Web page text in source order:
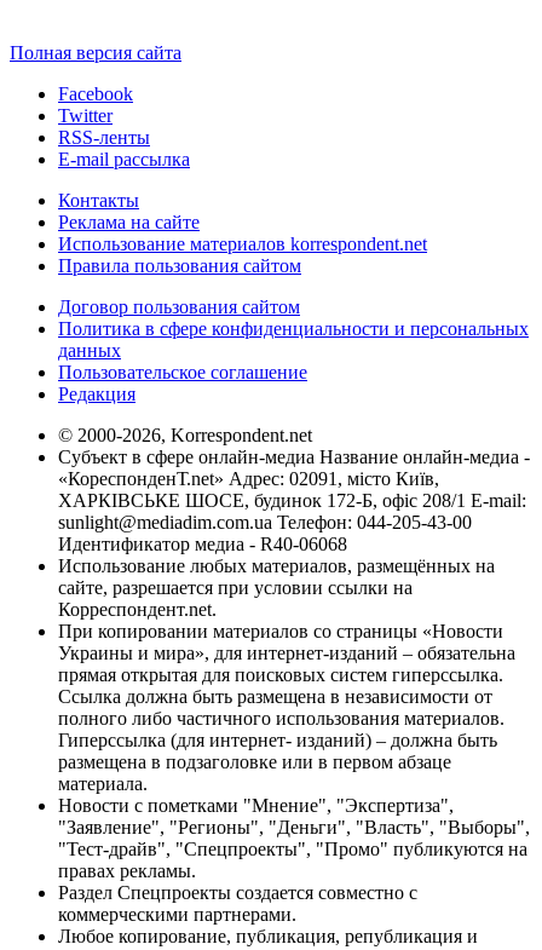
Полная версия сайта
Facebook
Twitter
RSS-ленты
E-mail рассылка
Контакты
Реклама на сайте
Использование материалов korrespondent.net
Правила пользования сайтом
Договор пользования сайтом
Политика в сфере конфиденциальности и персональных
данных
Пользовательское соглашение
Редакция
© 2000-2026, Korrespondent.net
Субъект в сфере онлайн-медиа Название онлайн-медиа -
«КореспонденТ.net» Адрес: 02091, місто Київ,
ХАРКІВСЬКЕ ШОСЕ, будинок 172-Б, офіс 208/1 E-mail:
sunlight@mediadim.com.ua Телефон: 044-205-43-00
Идентификатор медиа - R40-06068
Использование любых материалов, размещённых на
сайте, разрешается при условии ссылки на
Корреспондент.net.
При копировании материалов со страницы «Новости
Украины и мира», для интернет-изданий – обязательна
прямая открытая для поисковых систем гиперссылка.
Ссылка должна быть размещена в независимости от
полного либо частичного использования материалов.
Гиперссылка (для интернет- изданий) – должна быть
размещена в подзаголовке или в первом абзаце
материала.
Новости с пометками "Мнение", "Экспертиза",
"Заявление", "Регионы", "Деньги", "Власть", "Выборы",
"Тест-драйв", "Спецпроекты", "Промо" публикуются на
правах рекламы.
Раздел Спецпроекты создается совместно с
коммерческими партнерами.
Любое копирование, публикация, републикация и